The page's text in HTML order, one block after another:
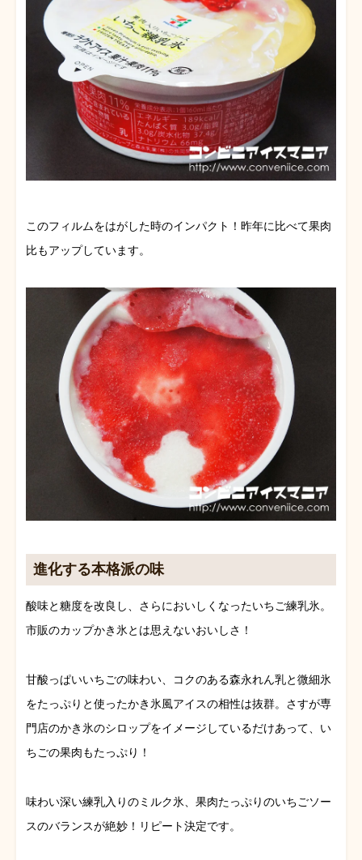
このフィルムをはがした時のインパクト！昨年に比べて果肉
比もアップしています。
進化する本格派の味
酸味と糖度を改良し、さらにおいしくなったいちご練乳氷。
市販のカップかき氷とは思えないおいしさ！
甘酸っぱいいちごの味わい、コクのある森永れん乳と微細氷
をたっぷりと使ったかき氷風アイスの相性は抜群。さすが専
門店のかき氷のシロップをイメージしているだけあって、い
ちごの果肉もたっぷり！
味わい深い練乳入りのミルク氷、果肉たっぷりのいちごソー
スのバランスが絶妙！リピート決定です。